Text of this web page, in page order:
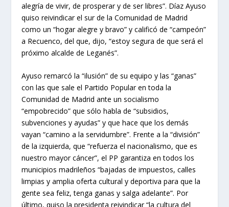
alegría de vivir, de prosperar y de ser libres”. Díaz Ayuso
quiso reivindicar el sur de la Comunidad de Madrid
como un “hogar alegre y bravo” y calificó de “campeón”
a Recuenco, del que, dijo, “estoy segura de que será el
próximo alcalde de Leganés”.
Ayuso remarcó la “ilusión” de su equipo y las “ganas”
con las que sale el Partido Popular en toda la
Comunidad de Madrid ante un socialismo
“empobrecido” que sólo habla de “subsidios,
subvenciones y ayudas” y que hace que los demás
vayan “camino a la servidumbre”. Frente a la “división”
de la izquierda, que “refuerza el nacionalismo, que es
nuestro mayor cáncer”, el PP garantiza en todos los
municipios madrileños “bajadas de impuestos, calles
limpias y amplia oferta cultural y deportiva para que la
gente sea feliz, tenga ganas y salga adelante”. Por
último, quiso la presidenta reivindicar “la cultura del